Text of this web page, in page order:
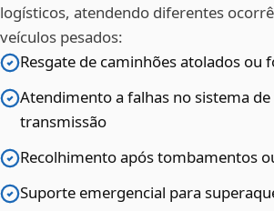
logísticos, atendendo diferentes
veículos pesados:
Resgate de caminhões atolados ou
Atendimento a falhas no sistema
transmissão
Recolhimento após tombamentos
Suporte emergencial para